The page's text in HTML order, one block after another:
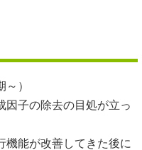
）
因子の除去の目処が立っ
機能が改善してきた後に